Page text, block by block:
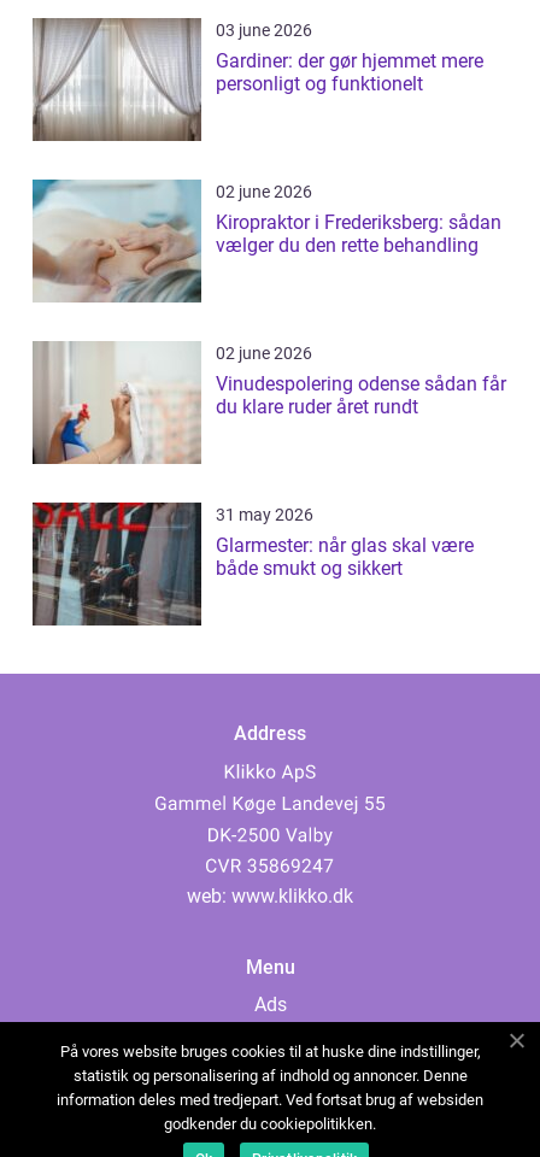
03 june 2026
Gardiner: der gør hjemmet mere
personligt og funktionelt
02 june 2026
Kiropraktor i Frederiksberg: sådan
vælger du den rette behandling
02 june 2026
Vinudespolering odense sådan får
du klare ruder året rundt
31 may 2026
Glarmester: når glas skal være
både smukt og sikkert
Address
web: www.klikko.dk
Menu
Ads
Cookies
Contact
Sitemap
På vores website bruges cookies til at huske dine indstillinger,
statistik og personalisering af indhold og annoncer. Denne
information deles med tredjepart. Ved fortsat brug af websiden
godkender du cookiepolitikken.